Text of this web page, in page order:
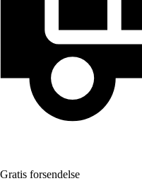
Gratis forsendelse